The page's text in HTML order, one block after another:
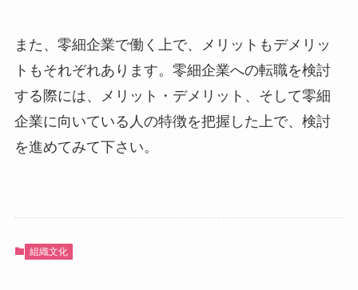
また、零細企業で働く上で、メリットもデメリッ
トもそれぞれあります。零細企業への転職を検討
する際には、メリット・デメリット、そして零細
企業に向いている人の特徴を把握した上で、検討
を進めてみて下さい。
組織文化